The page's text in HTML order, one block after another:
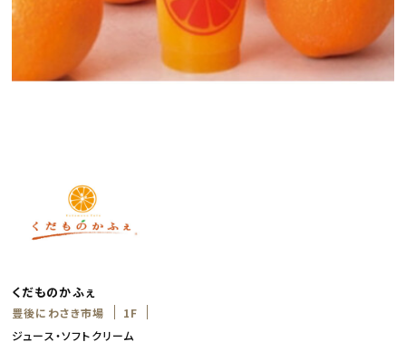
くだものかふぇ
豊後にわさき市場
1F
ジュース・ソフトクリーム